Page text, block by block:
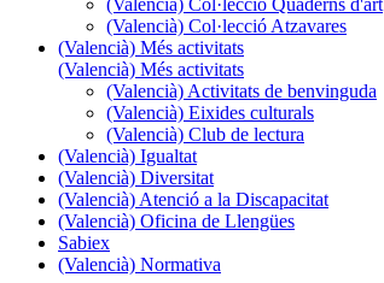
(Valencià) Col·lecció Quaderns d'art
(Valencià) Col·lecció Atzavares
(Valencià) Més activitats
(Valencià) Més activitats
(Valencià) Activitats de benvinguda
(Valencià) Eixides culturals
(Valencià) Club de lectura
(Valencià) Igualtat
(Valencià) Diversitat
(Valencià) Atenció a la Discapacitat
(Valencià) Oficina de Llengües
Sabiex
(Valencià) Normativa